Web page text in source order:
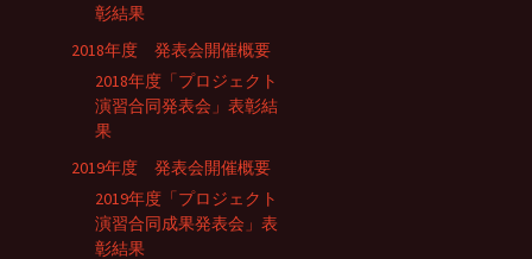
彰結果
2018年度 発表会開催概要
2018年度「プロジェクト
演習合同発表会」表彰結
果
2019年度 発表会開催概要
2019年度「プロジェクト
演習合同成果発表会」表
彰結果